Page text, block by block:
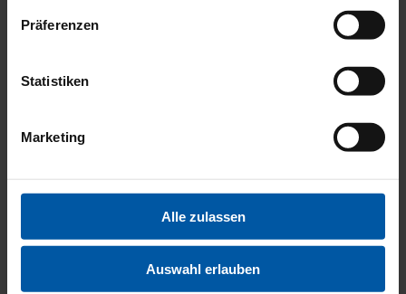
Präferenzen
Statistiken
Marketing
Alle zulassen
Auswahl erlauben
Elektr. Weg­fahr­sper­re
Müdig­keits­war­ner
Trak­ti­ons­kon­trol­le
Par­ti­kel­fil­ter
Arm­leh­ne